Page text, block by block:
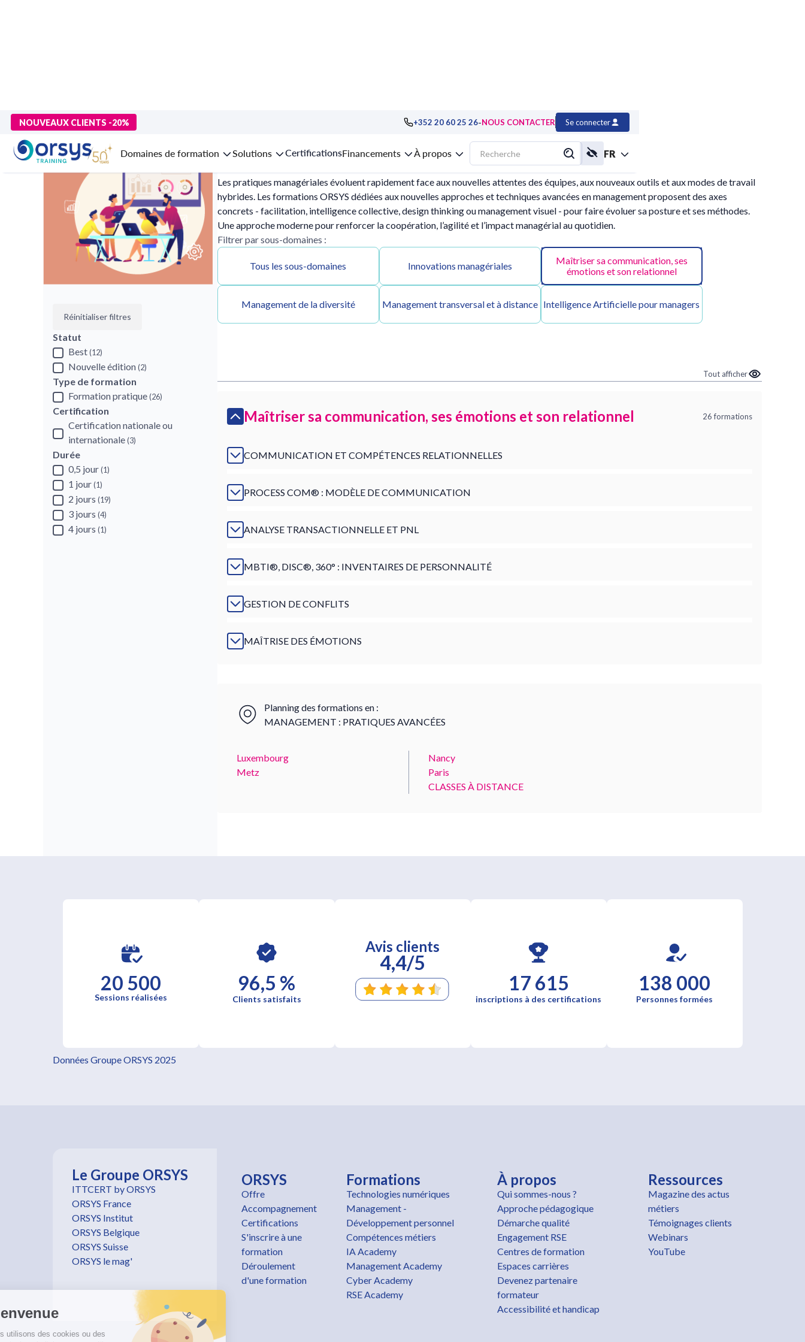
Bienvenue
Nous utilisons des cookies ou des
NOUVEAUX CLIENTS -20% +352 20 60 25 26-NOUS CONTACTER Se connecter
Domaines de formation Solutions CertificationsFinancements À propos FR
>Accueil>Management - Développement personnel
Management : pratiques avancées
Les pratiques managériales évoluent rapidement face aux nouvelles attentes des équipes, aux nouveaux outils et aux modes de travail
hybrides. Les formations ORSYS dédiées aux nouvelles approches et techniques avancées en management proposent des axes
concrets - facilitation, intelligence collective, design thinking ou management visuel - pour faire évoluer sa posture et ses méthodes.
Une approche moderne pour renforcer la coopération, l’agilité et l’impact managérial au quotidien.
Filtrer par sous-domaines :
Tous les sous-domaines Innovations managériales
Maîtriser sa communication, ses
émotions et son relationnel
Management de la diversité Management transversal et à distance Intelligence Artificielle pour managers
Tout afficher
Maîtriser sa communication, ses émotions et son relationnel 26 formations
COMMUNICATION ET COMPÉTENCES RELATIONNELLES
PROCESS COM­® : MODÈLE DE COMMUNICATION
ANALYSE TRANSACTIONNELLE ET PNL
MBTI®, DISC®, 360° : INVENTAIRES DE PERSONNALITÉ
GESTION DE CONFLITS
MAÎTRISE DES ÉMOTIONS
Planning des formations en :
MANAGEMENT : PRATIQUES AVANCÉES
Luxembourg
Metz
Nancy
Paris
CLASSES À DISTANCE
Réinitialiser filtres
Statut
Best(12)
Nouvelle édition(2)
Type de formation
Formation pratique(26)
Certification
Certification nationale ou
internationale(3)
Durée
0,5 jour(1)
1 jour(1)
2 jours (19)
3 jours (4)
4 jours (1)
20 500
Sessions réalisées
96,5 %
Clients satisfaits
Avis clients
4,4/5
17 615
inscriptions à des certifications
138 000
Personnes formées
Données Groupe ORSYS 2025
Le Groupe ORSYS
ITTCERT by ORSYS
ORSYS France
ORSYS Institut
ORSYS Belgique
ORSYS Suisse
ORSYS le mag'
ORSYS
Offre
Accompagnement
Certifications
S'inscrire à une
formation
Déroulement
d'une formation
Formations
Technologies numériques
Management -
Développement personnel
Compétences métiers
IA Academy
Management Academy
Cyber Academy
RSE Academy
À propos
Qui sommes-nous ?
Approche pédagogique
Démarche qualité
Engagement RSE
Centres de formation
Espaces carrières
Devenez partenaire
formateur
Accessibilité et handicap
Ressources
Magazine des actus
métiers
Témoignages clients
Webinars
YouTube